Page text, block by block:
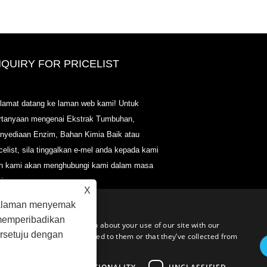
FOR PRICELIST
datang ke laman web kami! Untuk
mengenai Ekstrak Tumbuhan,
Enzim, Bahan Kimia Baik atau
sila tinggalkan e-mel anda kepada kami
kami akan menghubungi kami dalam masa
bahan dan produk penting untuk nutraseutikal, makanan
tambahan dan industri makanan & minuman yang
Jepun, dan Korea, di mana kami mempunyai
bertahun-tahun dan kami sangat mapan. Kepakaran dan
X
menyemak
dengan
We also share information about your use of our site with our
that you’ve provided to them or that they’ve collected from